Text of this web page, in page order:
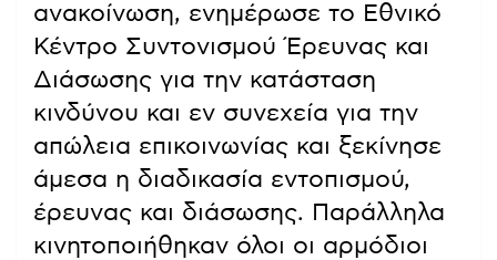
ανακοίνωση, ενημέρωσε το Εθνικό
Κέντρο Συντονισμού Έρευνας και
Διάσωσης για την κατάσταση
κινδύνου και εν συνεχεία για την
απώλεια επικοινωνίας και ξεκίνησε
άμεσα η διαδικασία εντοπισμού,
έρευνας και διάσωσης. Παράλληλα
κινητοποιήθηκαν όλοι οι αρμόδιοι